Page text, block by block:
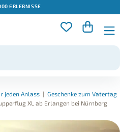
ERLEBNISSE
jeden Anlass | Geschenke zum Vatertag
XL ab Erlangen bei Nürnberg